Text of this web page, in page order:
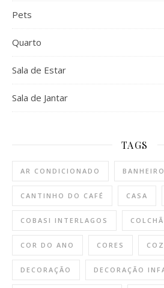
Pets
Quarto
Sala de Estar
Sala de Jantar
TAGS
AR CONDICIONADO BANHEIRO
CANTINHO DO CAFÉ CASA
COBASI INTERLAGOS
COR DO ANO CORES
DECORAÇÃO DECORAÇÃO